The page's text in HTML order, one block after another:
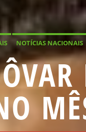
NOTÍCIAS NACIONAIS